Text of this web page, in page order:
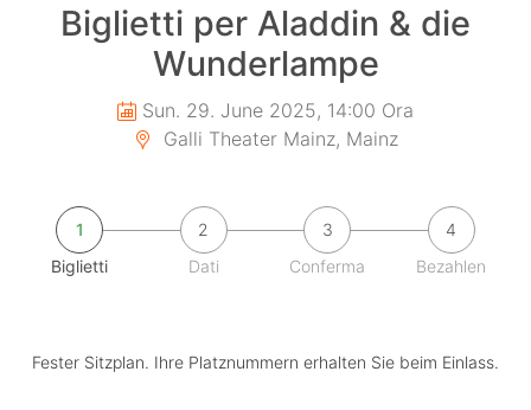
Biglietti per Aladdin & die
Wunderlampe
Sun. 29. June 2025, 14:00 Ora
Galli Theater Mainz, Mainz
1
Biglietti
2
Dati
3
Conferma
4
Bezahlen
Fester Sitzplan. Ihre Platznummern erhalten Sie beim Einlass.